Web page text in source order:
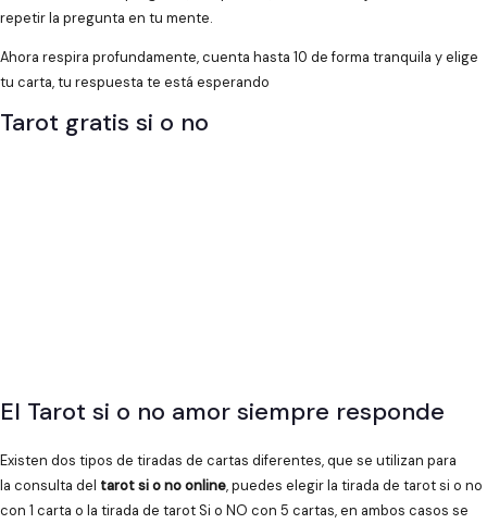
repetir la pregunta en tu mente.
Ahora respira profundamente, cuenta hasta 10 de forma tranquila y elige
tu carta, tu respuesta te está esperando
Tarot gratis si o no
El Tarot si o no amor siempre responde
Existen dos tipos de tiradas de cartas diferentes, que se utilizan para
la consulta del tarot si o no online, puedes elegir la tirada de tarot si o no
con 1 carta o la tirada de tarot Si o NO con 5 cartas, en ambos casos se